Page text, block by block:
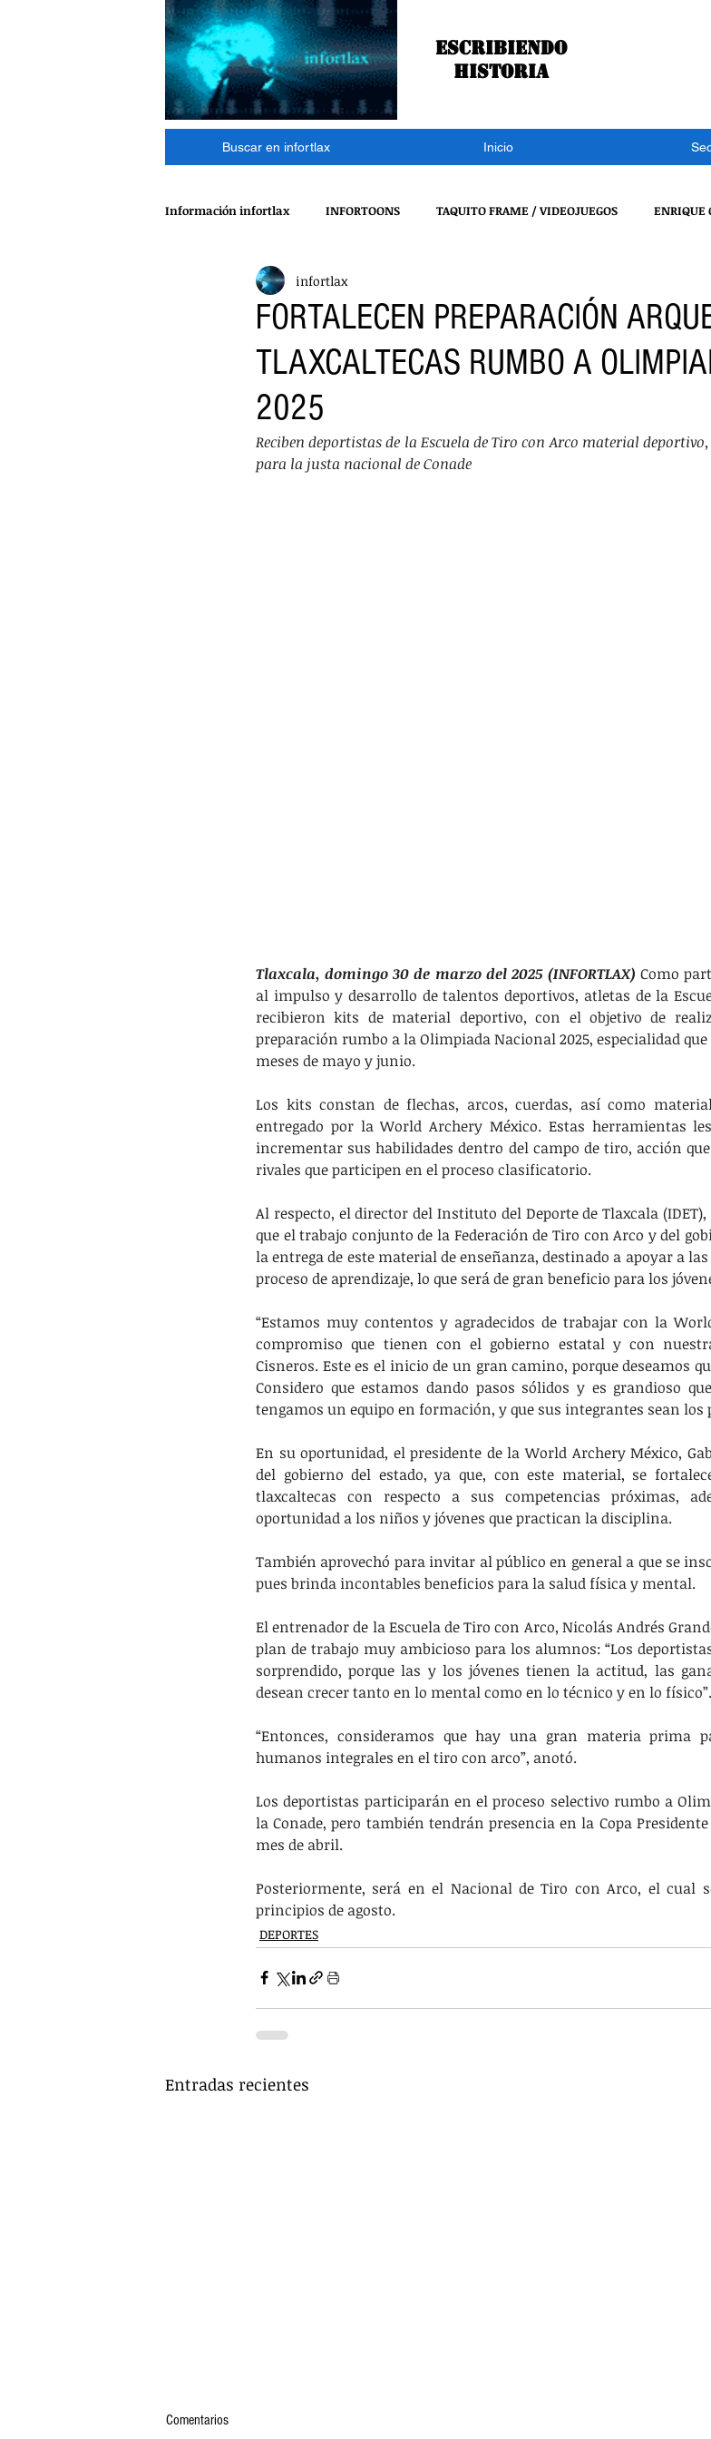
Buscar en infortlax Inicio
Escribiendo
historia
Información infortlax INFORTOONS TAQUITO FRAME / VIDEOJUEGOS ENRIQUE
ESPECTACULOS CINE
INTERNACIONAL REFLEXIONES DE UN BURRO VIDEOJUEGOS
FORTALECEN PREPARACIÓN
TLAXCALTECAS RUMBO A
2025
infortlax
Reciben deportistas de la Escuela de Tiro con Arco material
para la justa nacional de Conade
Tlaxcala, domingo 30 de marzo del 2025 (INFORTLAX) Como
al impulso y desarrollo de talentos deportivos, atletas de la
recibieron kits de material deportivo, con el objetivo de
preparación rumbo a la Olimpiada Nacional 2025, especialidad
meses de mayo y junio.
Los kits constan de flechas, arcos, cuerdas, así como
entregado por la World Archery México. Estas herramientas
incrementar sus habilidades dentro del campo de tiro, acción
rivales que participen en el proceso clasificatorio.
Al respecto, el director del Instituto del Deporte de Tlaxcala
que el trabajo conjunto de la Federación de Tiro con Arco y del
la entrega de este material de enseñanza, destinado a apoyar a
proceso de aprendizaje, lo que será de gran beneficio para los
“Estamos muy contentos y agradecidos de trabajar con la
compromiso que tienen con el gobierno estatal y con
Cisneros. Este es el inicio de un gran camino, porque deseamos
Considero que estamos dando pasos sólidos y es grandioso
tengamos un equipo en formación, y que sus integrantes sean los
En su oportunidad, el presidente de la World Archery México,
del gobierno del estado, ya que, con este material, se
tlaxcaltecas con respecto a sus competencias próximas,
oportunidad a los niños y jóvenes que practican la disciplina.
También aprovechó para invitar al público en general a que se
pues brinda incontables beneficios para la salud física y mental.
El entrenador de la Escuela de Tiro con Arco, Nicolás Andrés
plan de trabajo muy ambicioso para los alumnos: “Los
sorprendido, porque las y los jóvenes tienen la actitud, las
desean crecer tanto en lo mental como en lo técnico y en lo físico”.
“Entonces, consideramos que hay una gran materia prima
humanos integrales en el tiro con arco”, anotó.
Los deportistas participarán en el proceso selectivo rumbo a
la Conade, pero también tendrán presencia en la Copa
mes de abril.
Posteriormente, será en el Nacional de Tiro con Arco, el cual
principios de agosto.
DEPORTES
Entradas recientes
Comentarios